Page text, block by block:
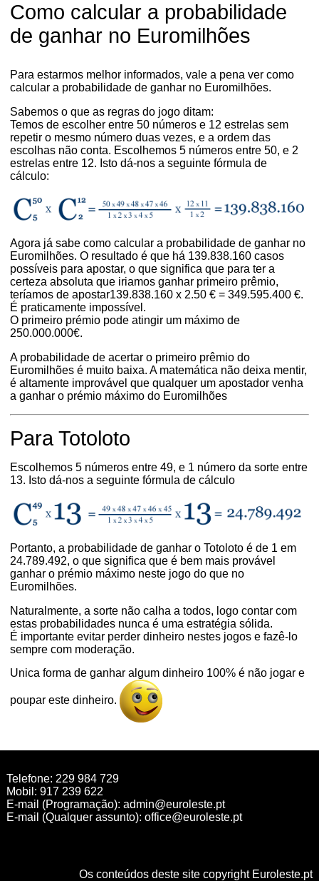
Como calcular a probabilidade
de ganhar no Euromilhões
Para estarmos melhor informados, vale a pena ver como
calcular a probabilidade de ganhar no Euromilhões.
Sabemos o que as regras do jogo ditam:
Temos de escolher entre 50 números e 12 estrelas sem
repetir o mesmo número duas vezes, e a ordem das
escolhas não conta. Escolhemos 5 números entre 50, e 2
estrelas entre 12. Isto dá-nos a seguinte fórmula de
cálculo:
Agora já sabe como calcular a probabilidade de ganhar no
Euromilhões. O resultado é que há 139.838.160 casos
possíveis para apostar, o que significa que para ter a
certeza absoluta que iriamos ganhar primeiro prêmio,
teríamos de apostar139.838.160 x 2.50 € = 349.595.400 €.
É praticamente impossível.
O primeiro prémio pode atingir um máximo de
250.000.000€.
A probabilidade de acertar o primeiro prêmio do
Euromilhões é muito baixa. A matemática não deixa mentir,
é altamente improvável que qualquer um apostador venha
a ganhar o prémio máximo do Euromilhões
Para Totoloto
Escolhemos 5 números entre 49, e 1 número da sorte entre
13. Isto dá-nos a seguinte fórmula de cálculo
Portanto, a probabilidade de ganhar o Totoloto é de 1 em
24.789.492, o que significa que é bem mais provável
ganhar o prémio máximo neste jogo do que no
Euromilhões.
Naturalmente, a sorte não calha a todos, logo contar com
estas probabilidades nunca é uma estratégia sólida.
É importante evitar perder dinheiro nestes jogos e fazê-lo
sempre com moderação.
Unica forma de ganhar algum dinheiro 100% é não jogar e
poupar este dinheiro.
Telefone: 229 984 729
Mobil: 917 239 622
E-mail (Programação):admin@euroleste.pt
E-mail (Qualquer assunto):office@euroleste.pt
Os conteúdos deste site copyright Euroleste.pt